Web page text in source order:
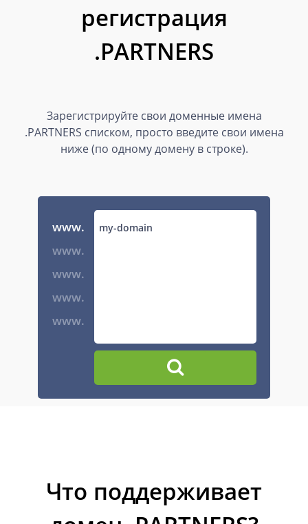
регистрация
.PARTNERS
Зарегистрируйте свои доменные имена
.PARTNERS списком, просто введите свои имена
ниже (по одному домену в строке).
www.
www.
www.
www.
www.
Что поддерживает